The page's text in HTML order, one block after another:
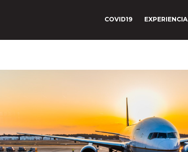
COVID19 EXPERIENCIA